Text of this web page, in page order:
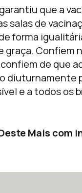
que a
salas de
forma
graça. Confiem
de que
diuturnamente
e a todos os
Mais com